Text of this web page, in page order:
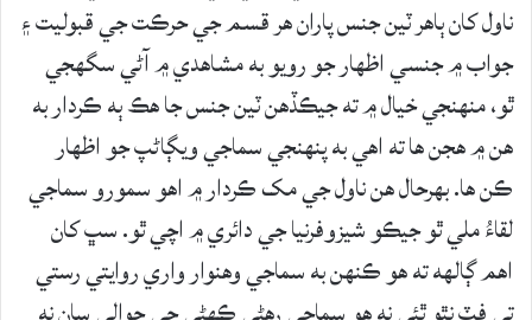
ناول کان ٻاهر ٽين جنس پاران هر قسم جي حرڪت جي قبوليت ۽
جواب ۾ جنسي اظهار جو رويو به مشاهدي ۾ آڻي سگهجي
ٿو، منهنجي خيال ۾ ته جيڪڏهن ٽين جنس جا هڪ ٻه ڪردار به
هن ۾ هجن ها ته اهي به پنهنجي سماجي ويڳاڻپ جو اظهار
ڪن ها. بهرحال هن ناول جي مک ڪردار ۾ اهو سمورو سماجي
لقاءُ ملي ٿو جيڪو شيزوفرنيا جي دائري ۾ اچي ٿو. سڀ کان
اهم ڳالهه ته هو ڪنهن به سماجي وهنوار واري روايتي رستي